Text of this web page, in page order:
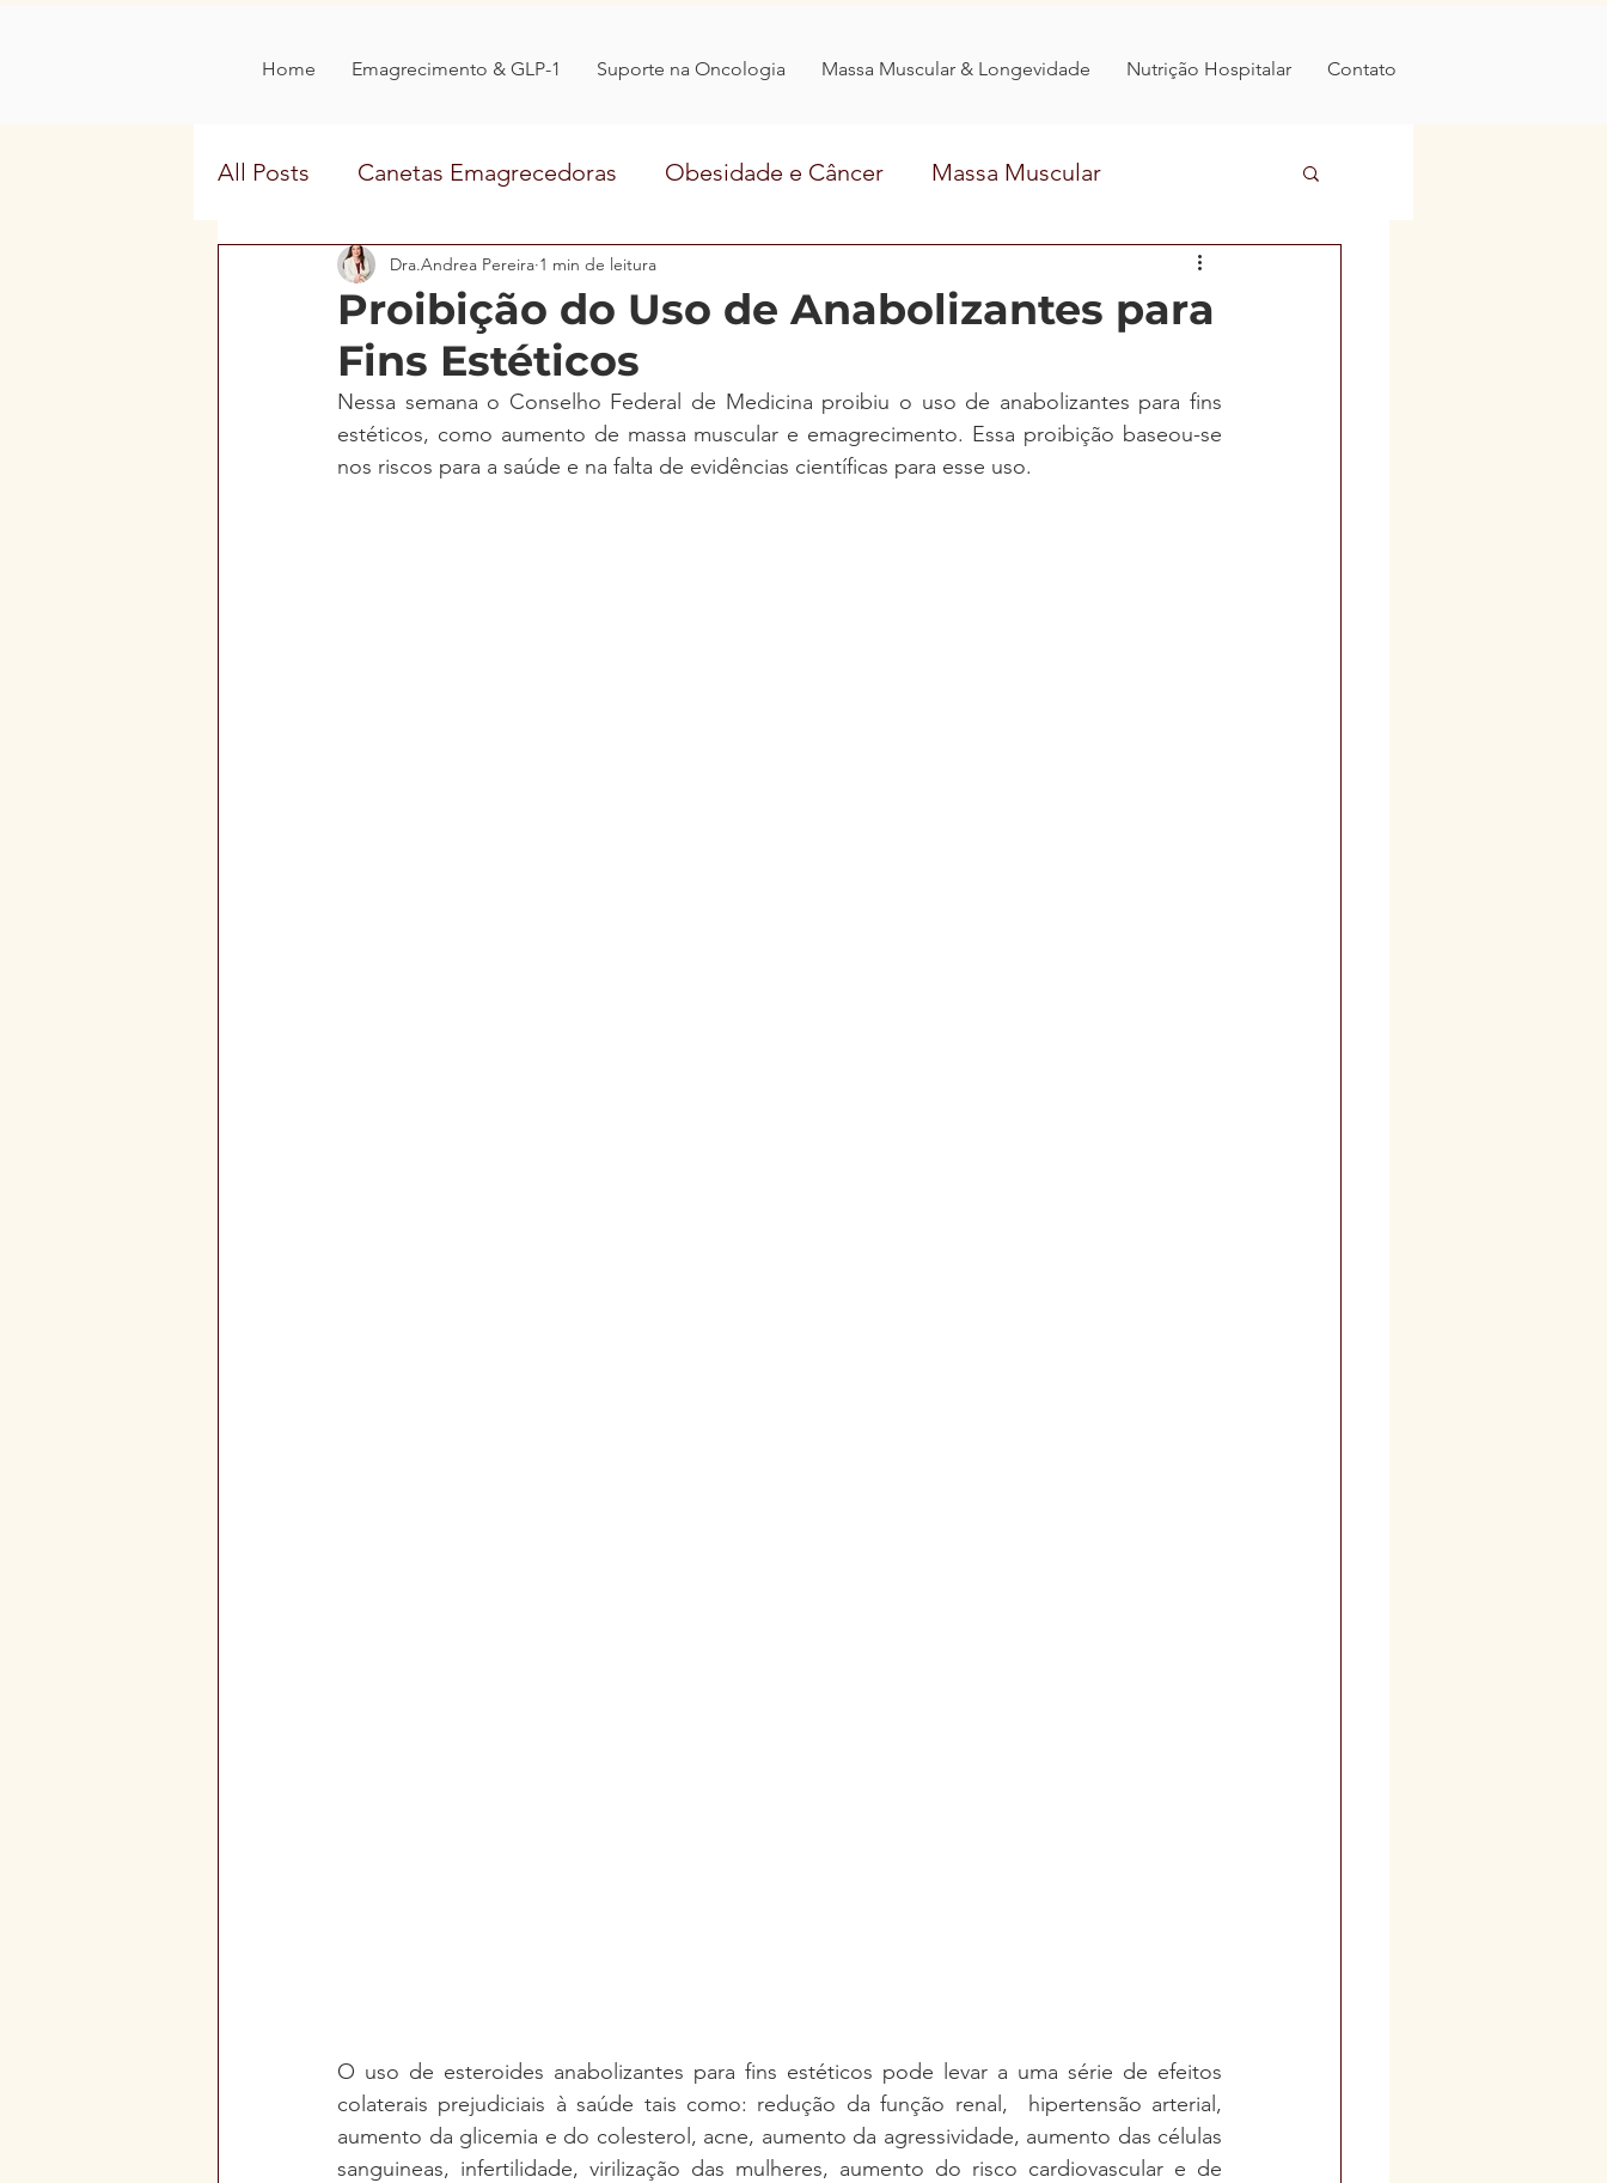
Home Emagrecimento & GLP-1 Suporte na Oncologia Massa Muscular & Longevidade Nutrição Hospitalar Contato
All Posts Canetas Emagrecedoras Obesidade e Câncer Massa Muscular
Nutrologia na Mídia Comer Ciência
Proibição do Uso de Anabolizantes para
Fins Estéticos
Dra.Andrea Pereira 1 min de leitura
Nessa semana o Conselho Federal de Medicina proibiu o uso de anabolizantes para fins
estéticos, como aumento de massa muscular e emagrecimento. Essa proibição baseou-se
nos riscos para a saúde e na falta de evidências científicas para esse uso.
O uso de esteroides anabolizantes para fins estéticos pode levar a uma série de efeitos
colaterais prejudiciais à saúde tais como: redução da função renal,  hipertensão arterial,
aumento da glicemia e do colesterol, acne, aumento da agressividade, aumento das células
sanguineas, infertilidade, virilização das mulheres, aumento do risco cardiovascular e de